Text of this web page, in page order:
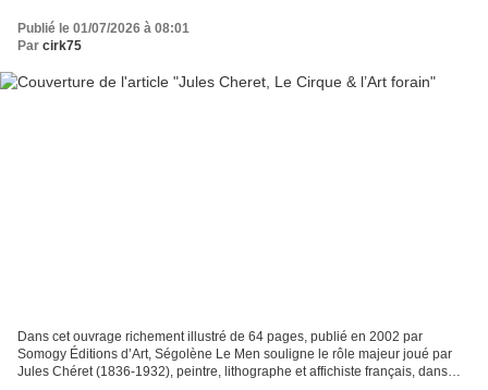
Publié le 01/07/2026 à 08:01
Par cirk75
Dans cet ouvrage richement illustré de 64 pages, publié en 2002 par
Somogy Éditions d’Art, Ségolène Le Men souligne le rôle majeur joué par
Jules Chéret (1836-1932), peintre, lithographe et affichiste français, dans